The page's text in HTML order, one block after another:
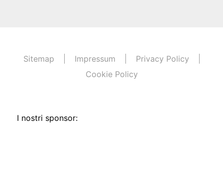
Sitemap Impressum
Privacy Policy
Cookie Policy
I nostri sponsor: